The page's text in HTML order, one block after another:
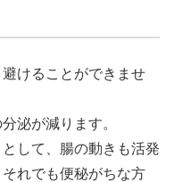
けることができませ
泌が減ります。
して、腸の動きも活発
れでも便秘がちな方